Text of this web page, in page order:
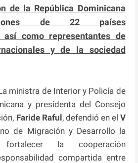
de la República Dominicana
de 22 países
así como representantes de
y de la sociedad
ministra de Interior y Policía de
y presidenta del Consejo
Faride Raful, defendió en el V
de Migración y Desarrollo la
la cooperación
compartida entre